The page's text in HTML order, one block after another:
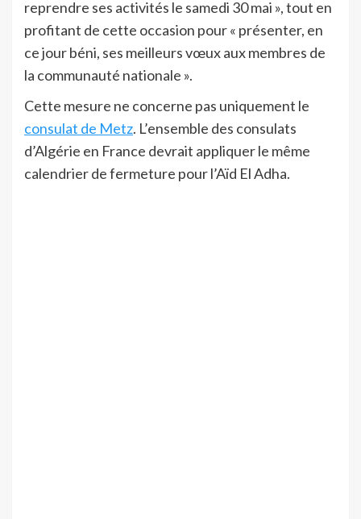
reprendre ses activités le samedi 30 mai », tout en
profitant de cette occasion pour « présenter, en
ce jour béni, ses meilleurs vœux aux membres de
la communauté nationale ».
Cette mesure ne concerne pas uniquement le
consulat de Metz. L’ensemble des consulats
d’Algérie en France devrait appliquer le même
calendrier de fermeture pour l’Aïd El Adha.